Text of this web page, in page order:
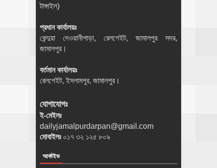
টাঙ্গাইল)
প্রধান কার্যালয়ঃ
কেন্দুয়া দেওয়ানীপাড়া, রেলগেইট, জামালপুর সদর,
জামালপুর।
বর্তমান কার্যালয়ঃ
রেলগেইট, ইসলামপুর, জামালপুর।
যোগাযোগঃ
ই-মেইলঃ
dailyjamalpurdarpan@gmail.com
মোবাইলঃ ০১৭ ৩২ ১২৫ ৮০৯
আর্কাইভ